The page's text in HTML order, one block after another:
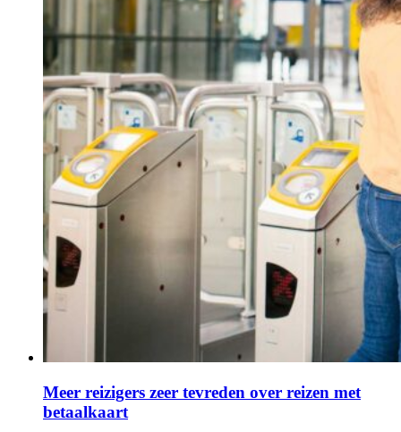
Meer reizigers zeer tevreden over reizen met
betaalkaart